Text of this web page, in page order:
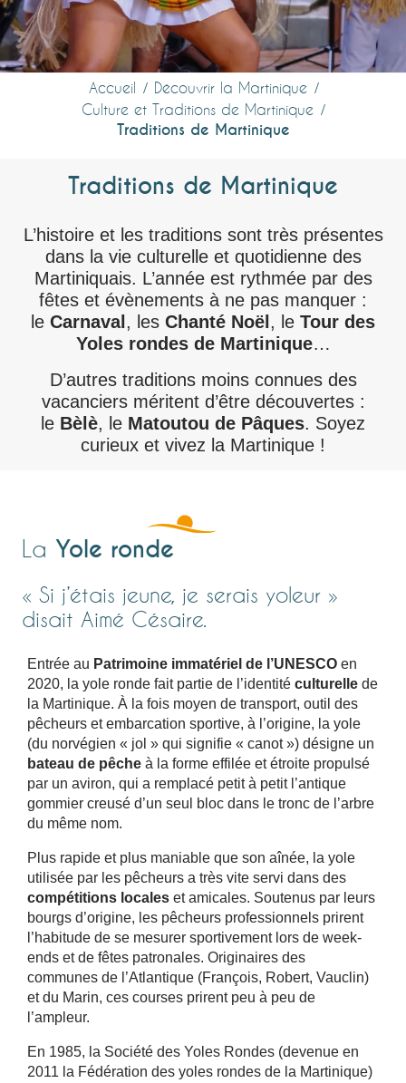
Accueil
Découvrir la Martinique
Culture et Traditions de Martinique
Traditions de Martinique
Traditions de Martinique
L’histoire et les traditions sont très présentes
dans la vie culturelle et quotidienne des
Martiniquais. L’année est rythmée par des
fêtes et évènements à ne pas manquer :
le Carnaval , les Chanté Noël , le Tour des
Yoles rondes de Martinique…
D’autres traditions moins connues des
vacanciers méritent d’être découvertes :
le Bèlè, le Matoutou de Pâques. Soyez
curieux et vivez la Martinique !
La Yole ronde
« Si j’étais jeune, je serais yoleur »
disait Aimé Césaire.
Entrée au Patrimoine immatériel de l’UNESCO en
2020, la yole ronde fait partie de l’identité culturelle de
la Martinique. À la fois moyen de transport, outil des
pêcheurs et embarcation sportive, à l ’origine, la yole
(du norvégien « jol » qui signifie « canot ») désigne un
bateau de pêche à la forme effilée et étroite propulsé
par un aviron, qui a remplacé petit à petit l ’antique
gommier creusé d’un seul bloc dans le tronc de l ’arbre
du même nom.
Plus rapide et plus maniable que son aînée, la yole
utilisée par les pêcheurs a très vite servi dans des
compétitions locales et amicales. Soutenus par leurs
bourgs d’origine, les pêcheurs professionnels prirent
’habitude de se mesurer sportivement lors de week-
ends et de fêtes patronales. Originaires des
communes de l ’Atlantique (François, Robert, Vauclin)
et du Marin, ces courses prirent peu à peu de
’ampleur.
En 1985, la Société des Yoles Rondes (devenue en
2011 la Fédération des yoles rondes de la Martinique)